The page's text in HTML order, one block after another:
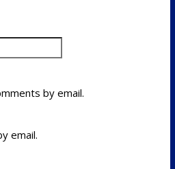
by email.
email.